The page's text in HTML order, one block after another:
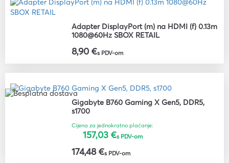
Adapter DisplayPort (m) na HDMI (f) 0.13m
1080@60Hz SBOX RETAIL
8,90 €s PDV-om
Gigabyte B760 Gaming X Gen5, DDR5,
s1700
Cijena za jednokratno plaćanje:
157,03 €s PDV-om
174,48 €s PDV-om